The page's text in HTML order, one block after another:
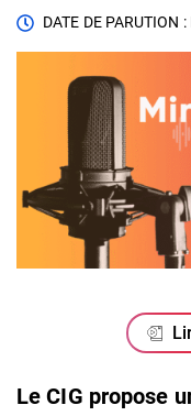
DATE DE PARUTION :
Le CIG propose